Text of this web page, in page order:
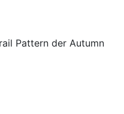
Pattern der Autumn